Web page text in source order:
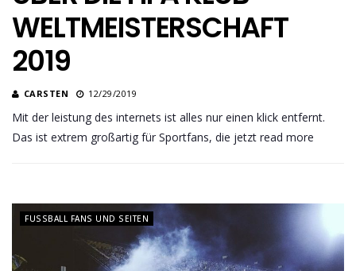
WELTMEISTERSCHAFT
2019
CARSTEN 12/29/2019
Mit der leistung des internets ist alles nur einen klick entfernt.
Das ist extrem großartig für Sportfans, die jetzt read more
FUSSBALL FANS UND SEITEN